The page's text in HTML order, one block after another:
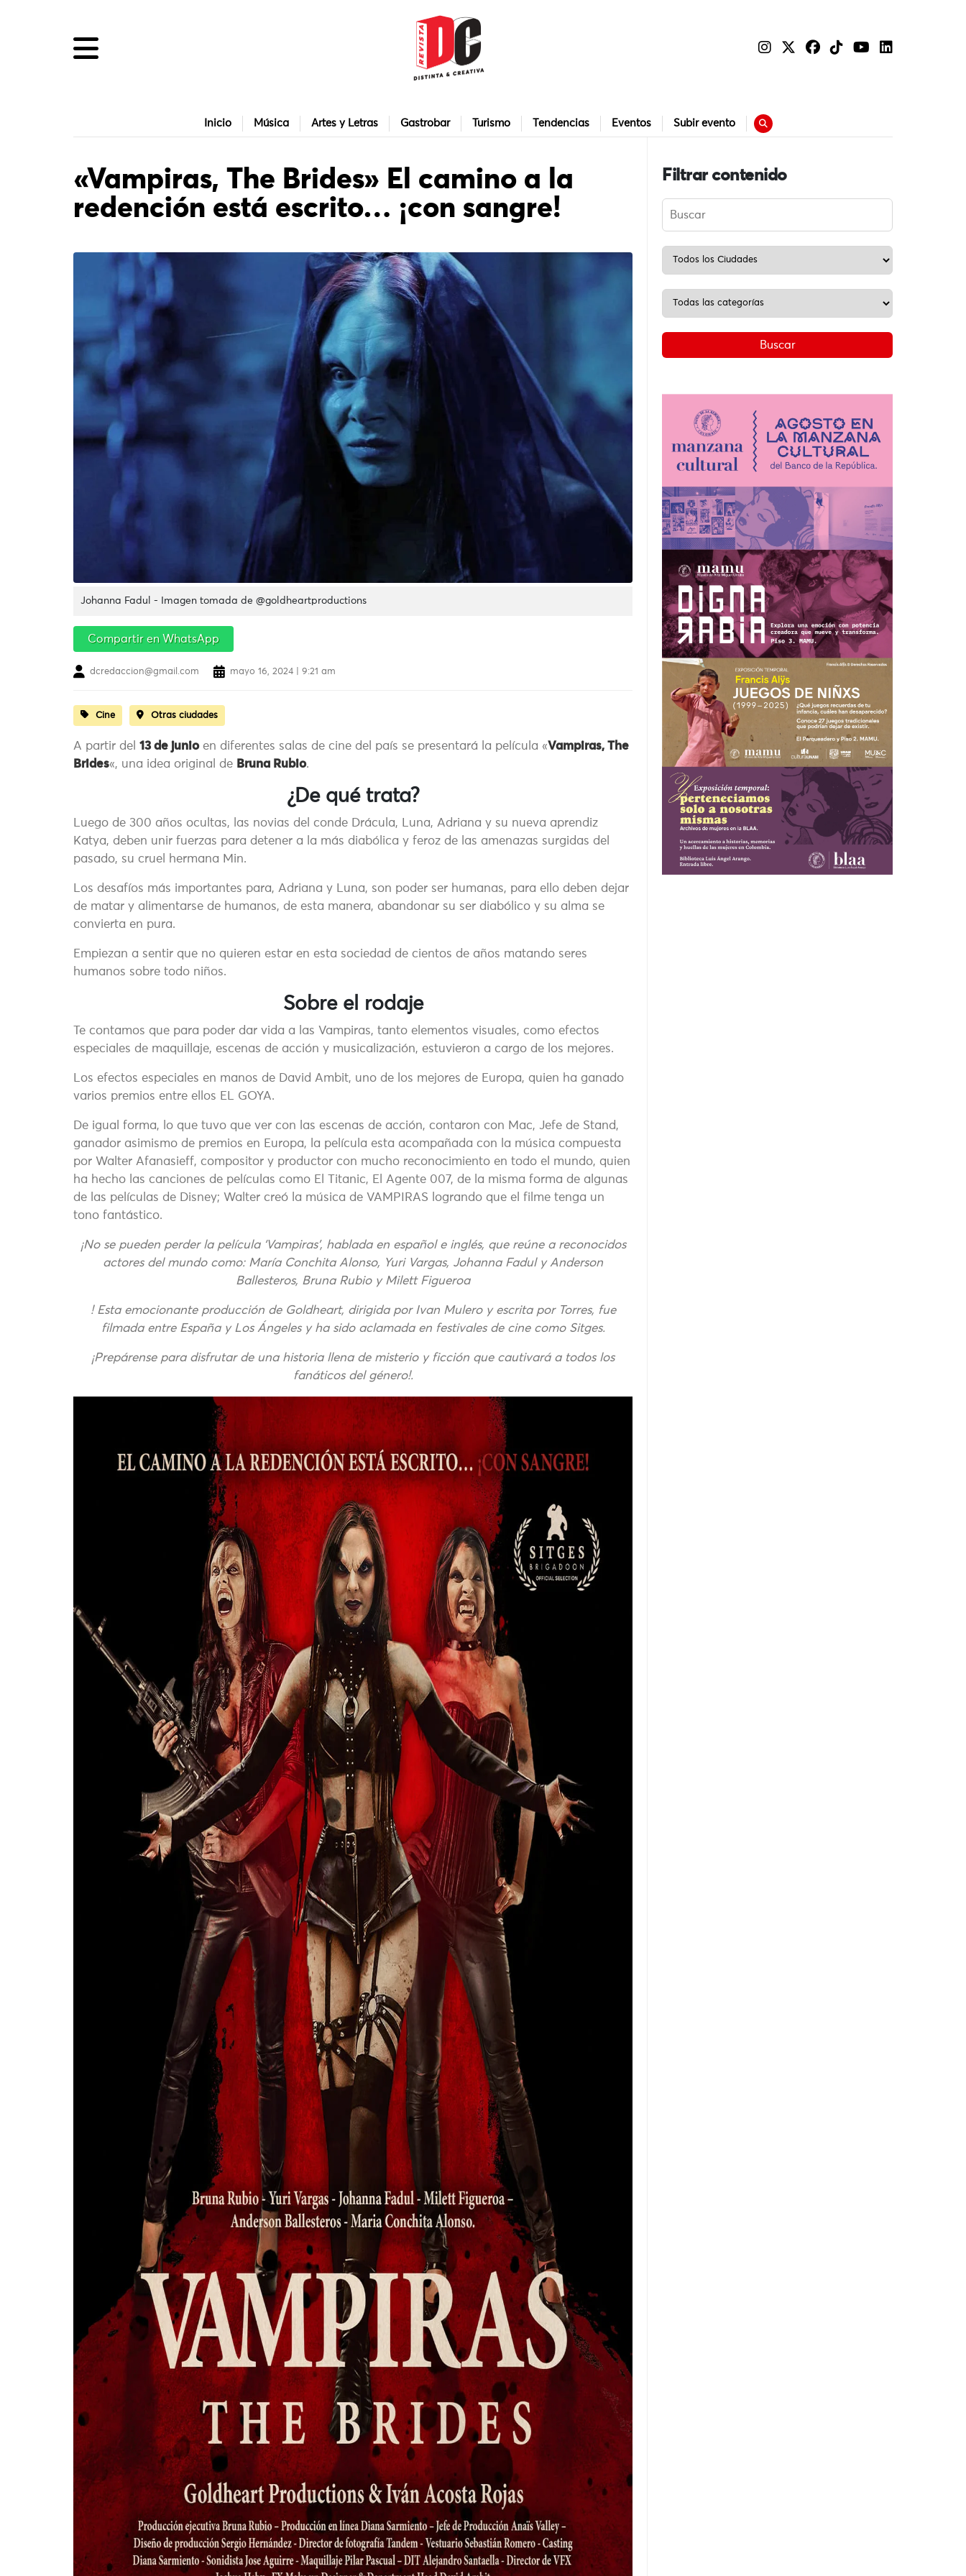
Inicio Música Artes y Letras Gastrobar Turismo Tendencias Eventos Subir evento
«Vampiras, The Brides» El camino a la
redención está escrito… ¡con sangre!
Johanna Fadul - Imagen tomada de @goldheartproductions
Compartir en WhatsApp
dcredaccion@gmail.com mayo 16, 2024 | 9:21 am
Cine Otras ciudades
A partir del 13 de junioen diferentes salas de cine del país se presentará la película «Vampiras, The
Brides«, una idea original de Bruna Rubio.
¿De qué trata?
Luego de 300 años ocultas, las novias del conde Drácula, Luna, Adriana y su nueva aprendiz
Katya, deben unir fuerzas para detener a la más diabólica y feroz de las amenazas surgidas del
pasado, su cruel hermana Min.
Los desafíos más importantes para, Adriana y Luna, son poder ser humanas, para ello deben dejar
de matar y alimentarse de humanos, de esta manera, abandonar su ser diabólico y su alma se
convierta en pura.
Empiezan a sentir que no quieren estar en esta sociedad de cientos de años matando seres
humanos sobre todo niños.
Sobre el rodaje
Te contamos que para poder dar vida a las Vampiras, tanto elementos visuales, como efectos
especiales de maquillaje, escenas de acción y musicalización, estuvieron a cargo de los mejores.
Los efectos especiales en manos de David Ambit, uno de los mejores de Europa, quien ha ganado
varios premios entre ellos EL GOYA.
De igual forma, lo que tuvo que ver con las escenas de acción, contaron con Mac, Jefe de Stand,
ganador asimismo de premios en Europa, la película esta acompañada con la música compuesta
por Walter Afanasieff, compositor y productor con mucho reconocimiento en todo el mundo, quien
ha hecho las canciones de películas como El Titanic, El Agente 007, de la misma forma de algunas
de las películas de Disney; Walter creó la música de VAMPIRAS logrando que el filme tenga un
tono fantástico.
¡No se pueden perder la película ‘Vampiras’, hablada en español e inglés, que reúne a reconocidos
actores del mundo como: María Conchita Alonso, Yuri Vargas, Johanna Fadul y Anderson
Ballesteros, Bruna Rubio y Milett Figueroa
! Esta emocionante producción de Goldheart, dirigida por Ivan Mulero y escrita por Torres, fue
filmada entre España y Los Ángeles y ha sido aclamada en festivales de cine como Sitges.
¡Prepárense para disfrutar de una historia llena de misterio y ficción que cautivará a todos los
fanáticos del género!.
Filtrar contenido